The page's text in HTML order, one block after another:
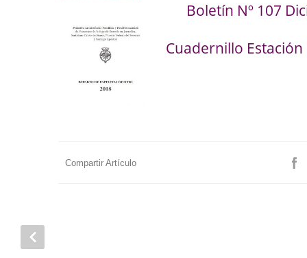
Boletín Nº 107
Cuadernillo
Compartir Artículo